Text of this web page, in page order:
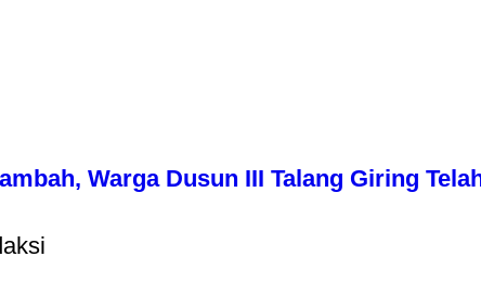
Warga Dusun III Talang Giring